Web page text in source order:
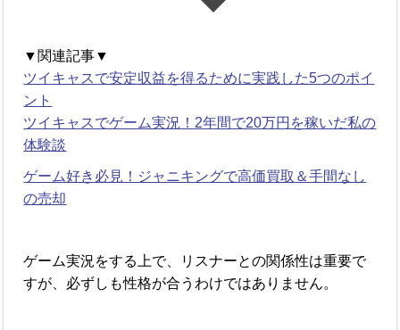
▼関連記事▼
ツイキャスで安定収益を得るために実践した5つのポイ
ント
ツイキャスでゲーム実況！2年間で20万円を稼いだ私の
体験談
ゲーム好き必見！ジャニキングで高価買取＆手間なし
の売却
ゲーム実況をする上で、リスナーとの関係性は重要で
すが、必ずしも性格が合うわけではありません。